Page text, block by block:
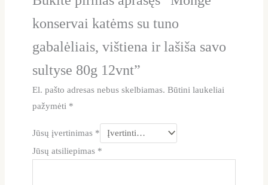
konservai katėms su tuno
gabalėliais, vištiena ir lašiša savo
sultyse 80g 12vnt”
El. pašto adresas nebus skelbiamas. Būtini laukeliai
pažymėti *
Jūsų įvertinimas *
Jūsų atsiliepimas *